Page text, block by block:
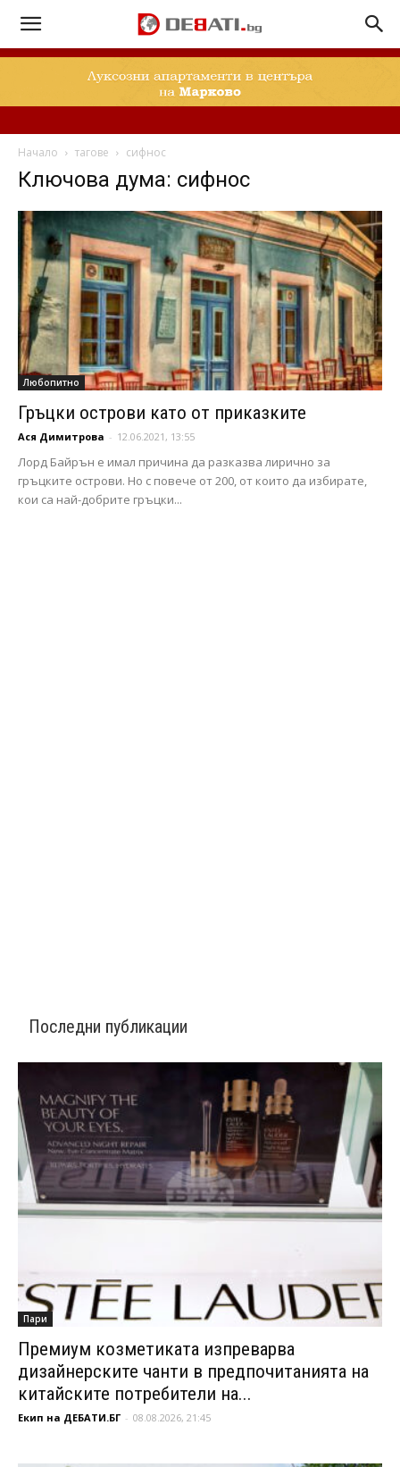
Начало тагове сифнос
Ключова дума: сифнос
Любопитно
Гръцки острови като от приказките
Ася Димитрова - 12.06.2021, 13:55
Лорд Байрън е имал причина да разказва лирично за
гръцките острови. Но с повече от 200, от които да избирате,
кои са най-добрите гръцки...
Последни публикации
Пари
Премиум козметиката изпреварва
дизайнерските чанти в предпочитанията на
китайските потребители на...
Екип на ДЕБАТИ.БГ - 08.08.2026, 21:45